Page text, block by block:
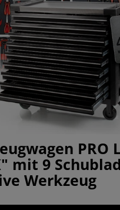
PRO
mit 9
Werkzeug